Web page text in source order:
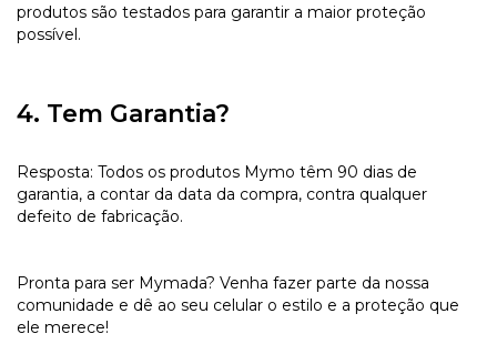
produtos são testados para garantir a maior proteção
possível.
4. Tem Garantia?
Resposta: Todos os produtos Mymo têm 90 dias de
garantia, a contar da data da compra, contra qualquer
defeito de fabricação.
Pronta para ser Mymada? Venha fazer parte da nossa
comunidade e dê ao seu celular o estilo e a proteção que
ele merece!